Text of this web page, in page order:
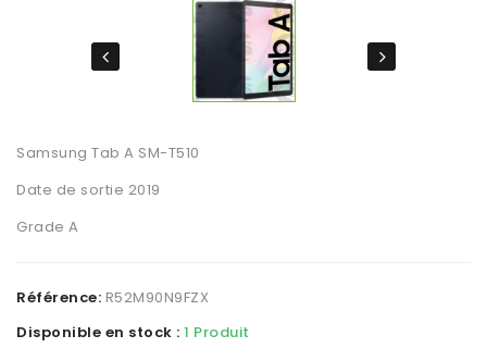
Samsung Tab A SM-T510
Date de sortie 2019
Grade A
Référence: R52M90N9FZX
Disponible en stock : 1 Produit